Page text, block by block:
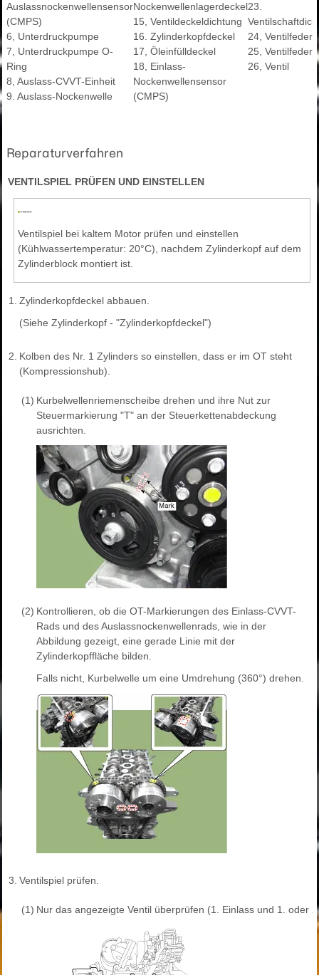
Auslassnockenwellensensor
(CMPS)
6, Unterdruckpumpe
7, Unterdruckpumpe O-
Ring
8, Auslass-CVVT-Einheit
9. Auslass-Nockenwelle
Nockenwellenlagerdeckel
15, Ventildeckeldichtung
16. Zylinderkopfdeckel
17, Öleinfülldeckel
18, Einlass-
Nockenwellensensor
(CMPS)
23.
24, Ventilfeder
25,
26, Ventil
Reparaturverfahren
VENTILSPIEL PRÜFEN UND EINSTELLEN
Ventilspiel bei kaltem Motor prüfen und einstellen
(Kühlwassertemperatur: 20°C), nachdem Zylinderkopf auf dem
Zylinderblock montiert ist.
1.
Zylinderkopfdeckel abbauen.
(Siehe Zylinderkopf - "Zylinderkopfdeckel")
2. Kolben des Nr. 1 Zylinders so einstellen, dass er im OT steht
(Kompressionshub).
(1) Kurbelwellenriemenscheibe drehen und ihre Nut zur
Steuermarkierung "T" an der Steuerkettenabdeckung
ausrichten.
(2) Kontrollieren, ob die OT-Markierungen des Einlass-CVVT-
Rads und des Auslassnockenwellenrads, wie in der
Abbildung gezeigt, eine gerade Linie mit der
Zylinderkopffläche bilden.
Falls nicht, Kurbelwelle um eine Umdrehung (360°) drehen.
3. Ventilspiel prüfen.
(1) Nur das angezeigte Ventil überprüfen (1. Einlass und 1. oder